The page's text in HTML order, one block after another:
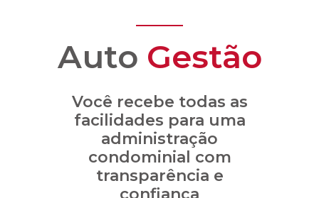
Auto Gestão
Você recebe todas as
facilidades para uma
administração
condominial com
transparência e
confiança